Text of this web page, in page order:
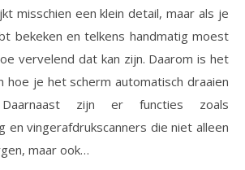
misschien een klein detail, maar als je
bekeken en telkens handmatig moest
vervelend dat kan zijn. Daarom is het
hoe je het scherm automatisch draaien
zijn er functies zoals
en vingerafdrukscanners die niet alleen
maar ook…